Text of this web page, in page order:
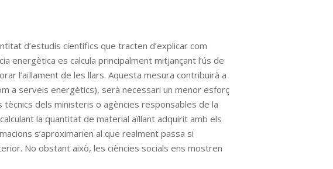
d’estudis científics que tracten d’explicar com
energètica es calcula principalment mitjançant l’ús de
l’aïllament de les llars. Aquesta mesura contribuirà a
a serveis energètics), serà necessari un menor esforç
dels ministeris o agències responsables de la
la quantitat de material aïllant adquirit amb els
s’aproximarien al que realment passa si
No obstant això, les ciències socials ens mostren